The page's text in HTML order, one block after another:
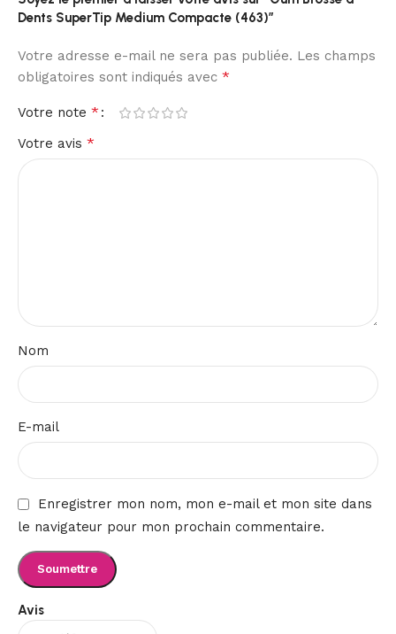
Avis
Dents SuperTip Medium Compacte (463)”
Votre adresse e-mail ne sera pas publiée. Les champs
obligatoires sont indiqués avec *
Votre note *
Votre avis *
Nom
E-mail
Enregistrer mon nom, mon e-mail et mon site dans
le navigateur pour mon prochain commentaire.